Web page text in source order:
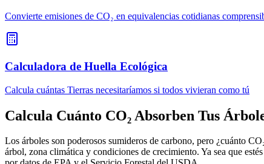
Convierte emisiones de CO₂ en equivalencias cotidianas
Calculadora de Huella Ecológica
Calcula cuántas Tierras necesitaríamos si todos vivieran como tú
Calcula Cuánto CO₂ Absorben Tus
Los árboles son poderosos sumideros de carbono, pero ¿cuánto
árbol, zona climática y condiciones de crecimiento. Ya sea que